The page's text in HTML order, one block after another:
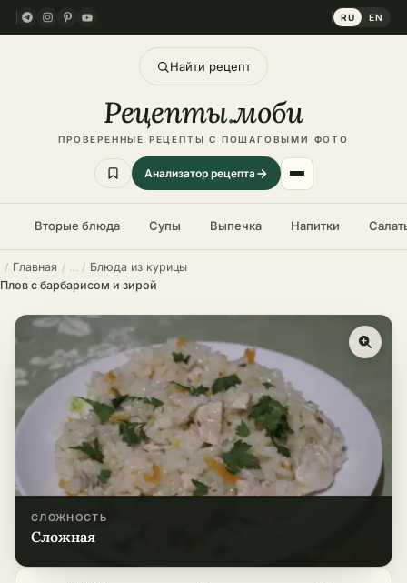
RU EN
Найти рецепт
Рецепты.моби
ПРОВЕРЕННЫЕ РЕЦЕПТЫ С ПОШАГОВЫМИ ФОТО
Анализатор рецепта
Вторые блюда Супы Выпечка Напитки
Главная
Блюда из курицы
Плов с барбарисом и зирой
СЛОЖНОСТЬ
сложная